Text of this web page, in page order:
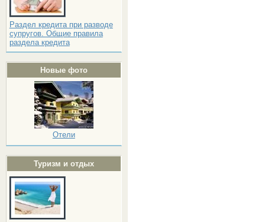
Раздел кредита при разводе
супругов. Общие правила
раздела кредита
Новые фото
Отели
Туризм и отдых